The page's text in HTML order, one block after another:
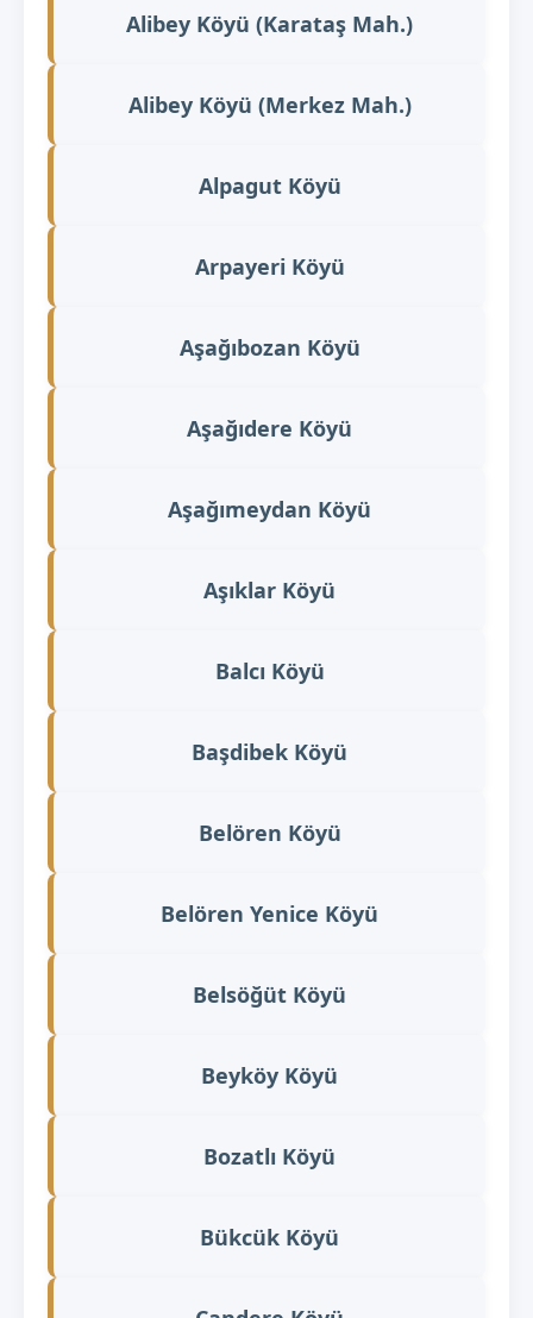
Alibey Köyü (Karataş Mah.)
Alibey Köyü (Merkez Mah.)
Alpagut Köyü
Arpayeri Köyü
Aşağıbozan Köyü
Aşağıdere Köyü
Aşağımeydan Köyü
Aşıklar Köyü
Balcı Köyü
Başdibek Köyü
Belören Köyü
Belören Yenice Köyü
Belsöğüt Köyü
Beyköy Köyü
Bozatlı Köyü
Bükcük Köyü